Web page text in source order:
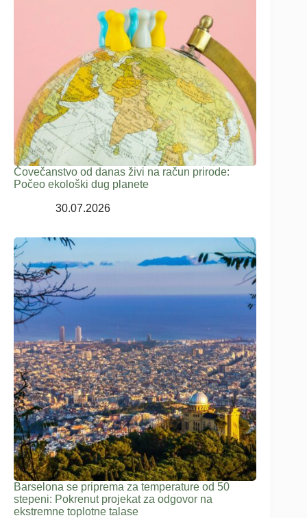
Čovečanstvo od danas živi na račun prirode:
Počeo ekološki dug planete
30.07.2026
Barselona se priprema za temperature od 50
stepeni: Pokrenut projekat za odgovor na
ekstremne toplotne talase